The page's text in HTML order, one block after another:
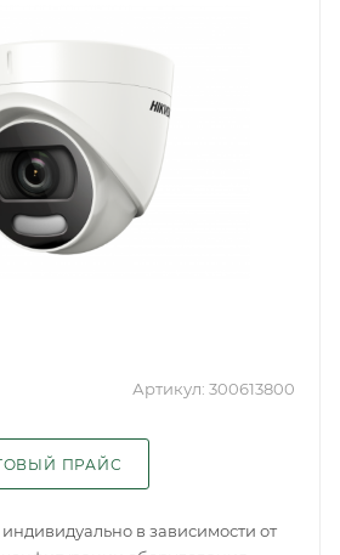
Артикул: 300613800
ПРАЙС
в зависимости от